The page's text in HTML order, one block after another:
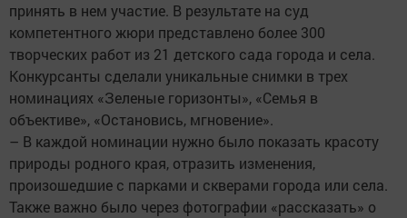
принять в нем участие. В результате на суд
компетентного жюри представлено более 300
творческих работ из 21 детского сада города и села.
Конкурсанты сделали уникальные снимки в трех
номинациях «Зеленые горизонты», «Семья в
объективе», «Остановись, мгновение».
– В каждой номинации нужно было показать красоту
природы родного края, отразить изменения,
произошедшие с парками и скверами города или села.
Также важно было через фотографии «рассказать» о